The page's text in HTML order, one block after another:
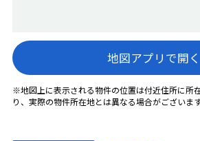
地図アプリで開く
※地図上に表示される物件の位置は付近住所に所
り、実際の物件所在地とは異なる場合がございます